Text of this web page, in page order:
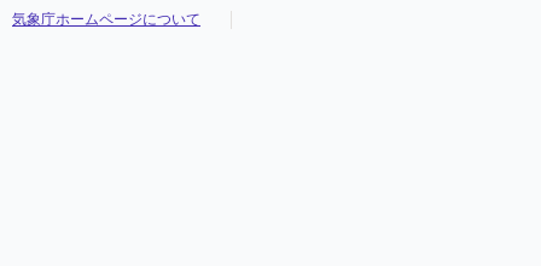
気象庁ホームページについて